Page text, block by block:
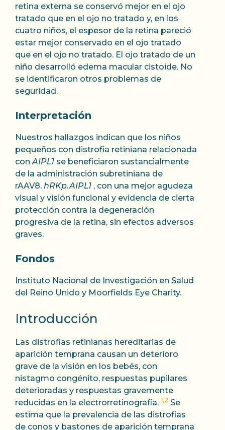
retina externa se conservó mejor en el ojo
tratado que en el ojo no tratado y, en los
cuatro niños, el espesor de la retina pareció
estar mejor conservado en el ojo tratado
que en el ojo no tratado. El ojo tratado de un
niño desarrolló edema macular cistoide. No
se identificaron otros problemas de
seguridad.
Interpretación
Nuestros hallazgos indican que los niños
pequeños con distrofia retiniana relacionada
conAIPL1 se beneficiaron sustancialmente
de la administración subretiniana de
rAAV8. hRKp.AIPL1 , con una mejor agudeza
visual y visión funcional y evidencia de cierta
protección contra la degeneración
progresiva de la retina, sin efectos adversos
graves.
Fondos
Instituto Nacional de Investigación en Salud
del Reino Unido y Moorfields Eye Charity.
Introducción
Las distrofias retinianas hereditarias de
aparición temprana causan un deterioro
grave de la visión en los bebés, con
nistagmo congénito, respuestas pupilares
deterioradas y respuestas gravemente
reducidas en la electrorretinografía. 1,2 Se
estima que la prevalencia de las distrofias
de conos y bastones de aparición temprana